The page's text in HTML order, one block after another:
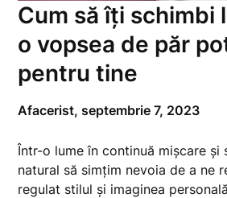
Cum să îți schimbi
o vopsea de păr
pentru tine
Afacerist,septembrie 7, 2023
Într-o lume în continuă mișcare și
natural să simțim nevoia de a ne
regulat stilul și imaginea